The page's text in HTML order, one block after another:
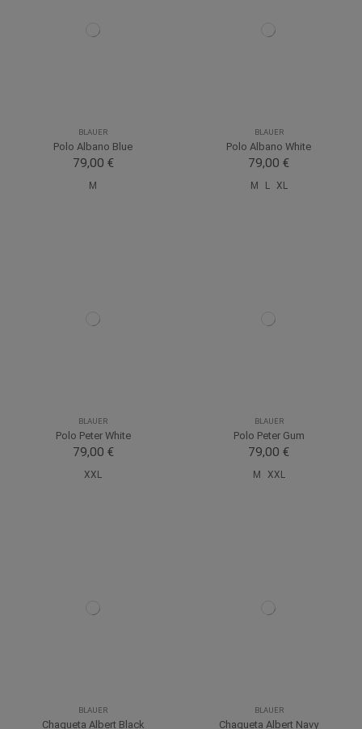
BLAUER
Polo Albano Blue
79,00 €
M
BLAUER
Polo Albano White
79,00 €
M L XL
BLAUER
Polo Peter White
79,00 €
XXL
BLAUER
Polo Peter Gum
79,00 €
M XXL
BLAUER
Chaqueta Albert Black
BLAUER
Chaqueta Albert Navy